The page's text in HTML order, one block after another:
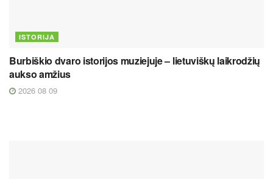
ISTORIJA
Burbiškio dvaro istorijos muziejuje – lietuviškų laikrodžių
aukso amžius
2026 08 09